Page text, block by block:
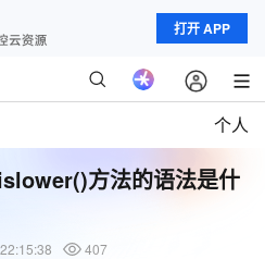
打开 APP
个人
方法的语法是什
407